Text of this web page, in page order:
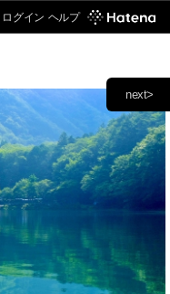
ログイン ヘルプ
next>